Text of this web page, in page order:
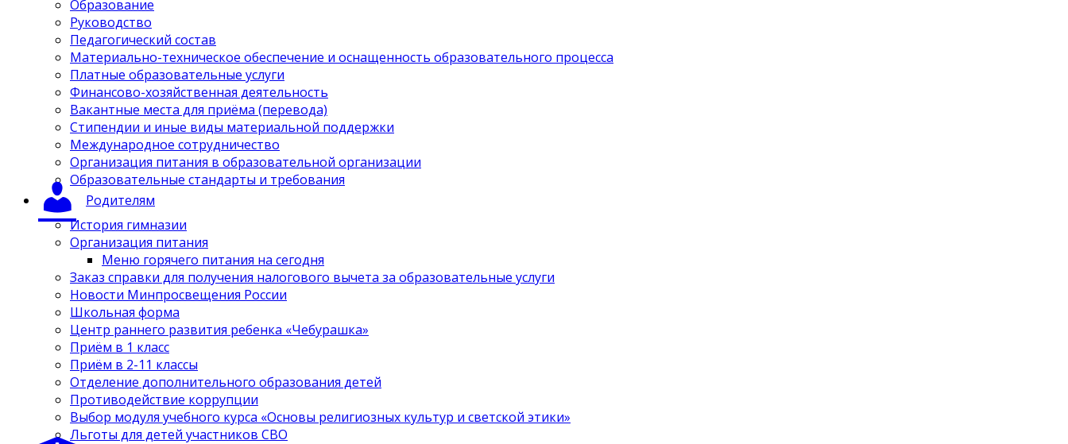
Образование
Руководство
Педагогический состав
Материально-техническое обеспечение и оснащенность образовательного процесса
Платные образовательные услуги
Финансово-хозяйственная деятельность
Вакантные места для приёма (перевода)
Стипендии и иные виды материальной поддержки
Международное сотрудничество
Организация питания в образовательной организации
Образовательные стандарты и требования
Родителям
История гимназии
Организация питания
Меню горячего питания на сегодня
Заказ справки для получения налогового вычета за образовательные услуги
Новости Минпросвещения России
Школьная форма
Центр раннего развития ребенка «Чебурашка»
Приём в 1 класс
Приём в 2-11 классы
Отделение дополнительного образования детей
Противодействие коррупции
Выбор модуля учебного курса «Основы религиозных культур и светской этики»
Льготы для детей участников СВО